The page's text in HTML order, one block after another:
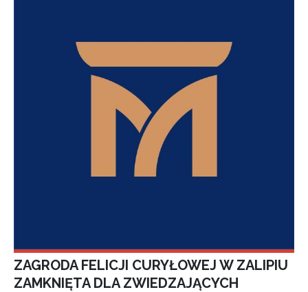
ZAGRODA FELICJI CURYŁOWEJ W ZALIPIU
ZAMKNIĘTA DLA ZWIEDZAJĄCYCH